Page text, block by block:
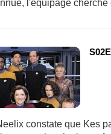
l'équipage
constate que Kes